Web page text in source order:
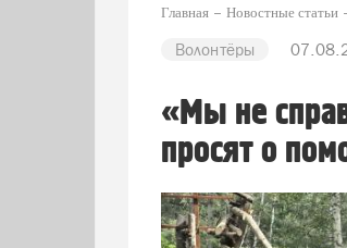
Главная Новостные статьи
Волонтёры
«Мы не
просят о